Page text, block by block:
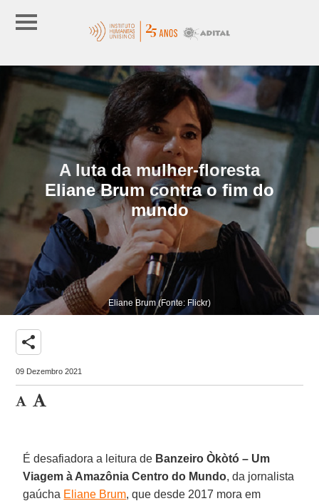
A luta da mulher-floresta
Eliane Brum contra o fim do
mundo
Eliane Brum (Fonte: Flickr)
share
09 Dezembro 2021
É desafiadora a leitura de Banzeiro Òkòtó – Um
Viagem à Amazônia Centro do Mundo, da jornalista
gaúcha Eliane Brum, que desde 2017 mora em